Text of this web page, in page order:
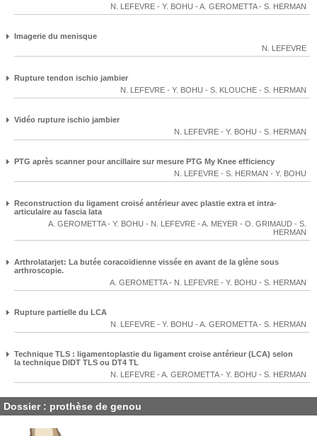
N. LEFEVRE - Y. BOHU - A. GEROMETTA- S. HERMAN
Imagerie du menisque
N. LEFEVRE
Rupture tendon ischio jambier
N. LEFEVRE - Y. BOHU - S. KLOUCHE - S. HERMAN
Vidéo rupture ischio jambier
N. LEFEVRE - Y. BOHU - S. HERMAN
PTG après scanner pour ancillaire sur mesure PTG My Knee efficiency
N. LEFEVRE - S. HERMAN - Y. BOHU
Reconstruction du ligament croisé antérieur avec plastie extra et intra-
articulaire au fascia lata
A. GEROMETTA- Y. BOHU - N. LEFEVRE - A. MEYER - O. GRIMAUD - S.
HERMAN
Arthrolatarjet: La butée coracoïdienne vissée en avant de la glène sous
arthroscopie.
A. GEROMETTA- N. LEFEVRE - Y. BOHU - S. HERMAN
Rupture partielle du LCA
N. LEFEVRE - Y. BOHU - A. GEROMETTA- S. HERMAN
Technique TLS : ligamentoplastie du ligament croise antérieur (LCA) selon
la technique DIDT TLS ou DT4 TL
N. LEFEVRE - A. GEROMETTA- Y. BOHU - S. HERMAN
Dossier : prothèse de genou